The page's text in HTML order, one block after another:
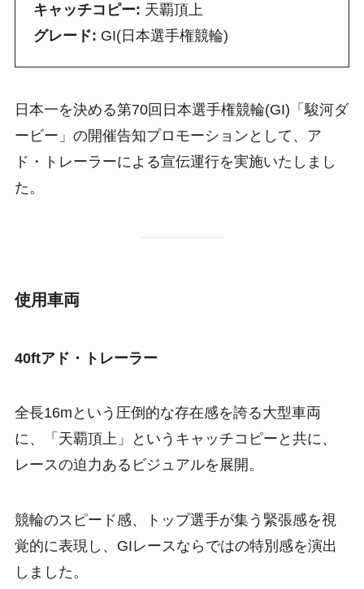
キャッチコピー: 天覇頂上
グレード: GI(日本選手権競輪)
日本一を決める第70回日本選手権競輪(GI)「駿河ダ
ービー」の開催告知プロモーションとして、ア
ド・トレーラーによる宣伝運行を実施いたしまし
た。
使用車両
40ftアド・トレーラー
全長16mという圧倒的な存在感を誇る大型車両
に、「天覇頂上」というキャッチコピーと共に、
レースの迫力あるビジュアルを展開。
競輪のスピード感、トップ選手が集う緊張感を視
覚的に表現し、GIレースならではの特別感を演出
しました。